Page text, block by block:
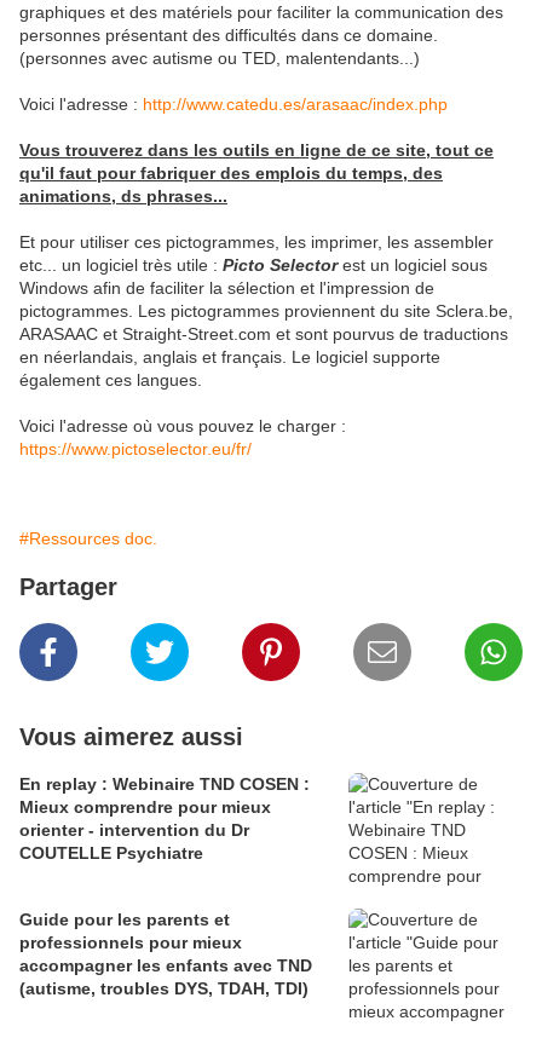
graphiques et des matériels pour faciliter la communication des
personnes présentant des difficultés dans ce domaine.
(personnes avec autisme ou TED, malentendants...)
Voici l'adresse : http://www.catedu.es/arasaac/index.php
Vous trouverez dans les outils en ligne de ce site, tout ce
qu'il faut pour fabriquer des emplois du temps, des
animations, ds phrases...
Et pour utiliser ces pictogrammes, les imprimer, les assembler
etc... un logiciel très utile : Picto Selectorest un logiciel sous
Windows afin de faciliter la sélection et l'impression de
pictogrammes. Les pictogrammes proviennent du site Sclera.be,
ARASAAC et Straight-Street.com et sont pourvus de traductions
en néerlandais, anglais et français. Le logiciel supporte
également ces langues.
Voici l'adresse où vous pouvez le charger :
https://www.pictoselector.eu/fr/
#Ressources doc.
Partager
Vous aimerez aussi
En replay : Webinaire TND COSEN :
Mieux comprendre pour mieux
orienter - intervention du Dr
COUTELLE Psychiatre
Guide pour les parents et
professionnels pour mieux
accompagner les enfants avec TND
(autisme, troubles DYS, TDAH, TDI)